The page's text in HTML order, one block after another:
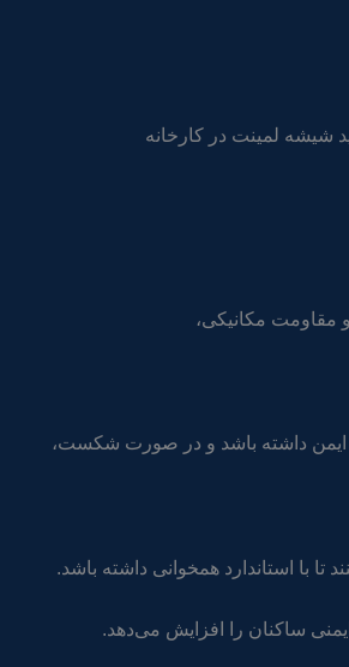
ایمن داشته باشد و در صورت شکست،
با استاندارد همخوانی داشته باشد.